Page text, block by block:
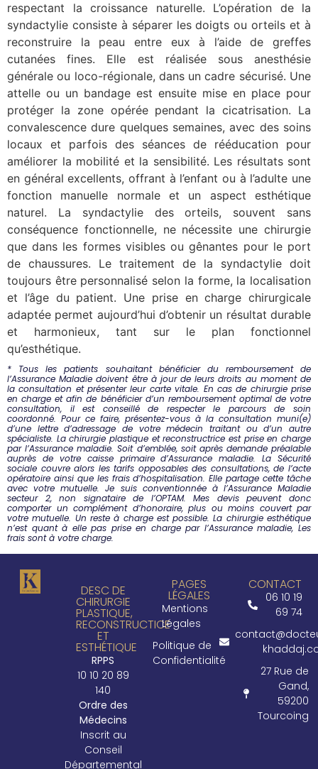
respectant la croissance naturelle. L’opération de la
syndactylie consiste à séparer les doigts ou orteils et à
reconstruire la peau entre eux à l’aide de greffes
cutanées fines. Elle est réalisée sous anesthésie
générale ou loco-régionale, dans un cadre sécurisé. Une
attelle ou un bandage est ensuite mise en place pour
protéger la zone opérée pendant la cicatrisation. La
convalescence dure quelques semaines, avec des soins
locaux et parfois des séances de rééducation pour
améliorer la mobilité et la sensibilité. Les résultats sont
en général excellents, offrant à l’enfant ou à l’adulte une
fonction manuelle normale et un aspect esthétique
naturel. La syndactylie des orteils, souvent sans
conséquence fonctionnelle, ne nécessite une chirurgie
que dans les formes visibles ou gênantes pour le port
de chaussures. Le traitement de la syndactylie doit
toujours être personnalisé selon la forme, la localisation
et l’âge du patient. Une prise en charge chirurgicale
adaptée permet aujourd’hui d’obtenir un résultat durable
et harmonieux, tant sur le plan fonctionnel
qu’esthétique.
* Tous les patients souhaitant bénéficier du remboursement de
l’Assurance Maladie doivent être à jour de leurs droits au moment de
la consultation et présenter leur carte vitale. En cas de chirurgie prise
en charge et afin de bénéficier d’un remboursement optimal de votre
consultation, il est conseillé de respecter le parcours de soin
coordonné. Pour ce faire, présentez-vous à la consultation muni(e)
d’une lettre d’adressage de votre médecin traitant ou d’un autre
spécialiste. La chirurgie plastique et reconstructrice est prise en charge
par l’Assurance maladie. Soit d’emblée, soit après demande préalable
auprès de votre caisse primaire d’Assurance maladie. La Sécurité
sociale couvre alors les tarifs opposables des consultations, de l’acte
opératoire ainsi que les frais d’hospitalisation. Elle partage cette tâche
avec votre mutuelle.Je suis conventionnée à l’Assurance Maladie
secteur 2, non signataire de l’OPTAM. Mes devis peuvent donc
comporter un complément d’honoraire, plus ou moins couvert par
votre mutuelle. Un reste à charge est possible.La chirurgie esthétique
n’est quant à elle pas prise en charge par l’Assurance maladie, Les
frais sont à votre charge.
DESC DE
CHIRURGIE
PLASTIQUE,
RECONSTRUCTICE
ET
ESTHÉTIQUE
RPPS
10 10 20 89
140
Ordre des
Médecins
Inscrit au
Conseil
Départemental
PAGES
LÉGALES
Mentions
Légales
Politique de
Confidentialité
CONTACT
06 10 19
69 74
27 Rue de
Gand,
59200
Tourcoing